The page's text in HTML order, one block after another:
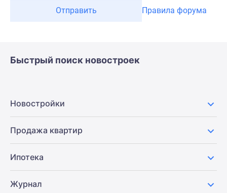
Отправить Правила форума
Быстрый поиск новостроек
Новостройки
Продажа квартир
Ипотека
Журнал